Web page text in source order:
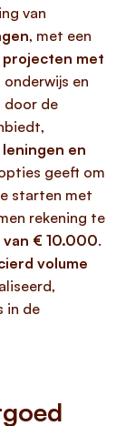
van
, met een
projecten met
en
door de
en
geeft om
starten met
rekening te
€ 10.000.
volume
in de